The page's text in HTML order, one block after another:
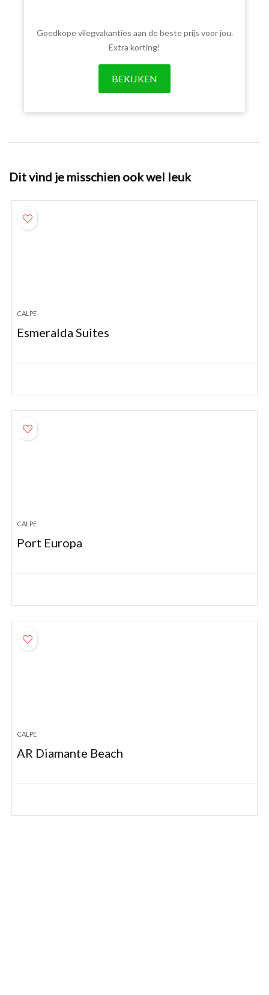
Goedkope vliegvakanties aan de beste prijs voor jou.
Extra korting!
BEKIJKEN
Dit vind je misschien ook wel leuk
CALPE
Esmeralda Suites
CALPE
Port Europa
CALPE
AR Diamante Beach